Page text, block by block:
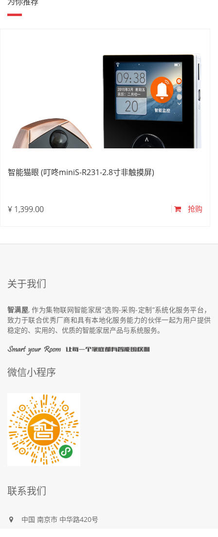
智能猫眼 (叮咚miniS-R231-2.8寸非触摸屏)
¥ 1,399.00 抢购
关于我们
智满屋, 作为集物联网智能家居“选购-采购-定制”系统化服务平台，
致力于联合优秀厂商和具有本地化服务能力的伙伴一起为用户提供
稳定的、实用的、优质的智能家居产品与系统服务。
微信小程序
联系我们
中国 南京市 中华路420号